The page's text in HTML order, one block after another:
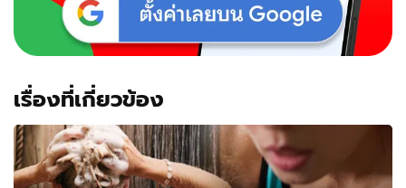
คนใช้
เรื่องที่เกี่ยวข้อง